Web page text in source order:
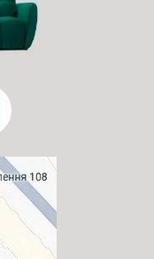
продуманные
кухонь доступны 4
черная, Сириус,
может выбрать
мм для стандартных
при активной
Парма Вип-Мастер